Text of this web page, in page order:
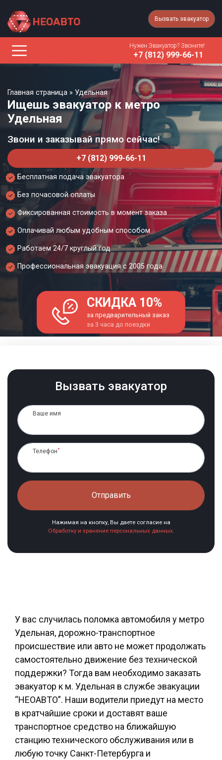
Вызвать эвакуатор
Нужен Эвакуатор? Звоните!
+7 (812) 999-66-11
Главная страница » Удельная
Ищешь эвакуатор к метро
Удельная
Звони и заказывай прямо сейчас!
+7 (812) 999-66-11
Бесплатная подача эвакуатора
Без почасовой оплаты
Фиксированная стоимость в момент заказа
Оплачивай любым удобным способом
Работаем 24/7 круглый год
Профессиональная эвакуация с 2005 года
СКИДКА 10%
за предварительный заказ
за 3 часа до поездки
Вызвать эвакуатор
Ваше имя
Телефон*
Отправить
Нажимая на кнопку, Вы даете согласие на
Обработку и хранение персональных данных.
У вас случилась поломка автомобиля у метро
Удельная, дорожно-транспортное
происшествие или авто не может продолжать
самостоятельно движение без технической
поддержки? Тогда вам необходимо заказать
эвакуатор к м. Удельная в службе эвакуации
“НЕОАВТО”. Наши водители приедут на место
в кратчайшие сроки и доставят ваше
транспортное средство на ближайшую
станцию технического обслуживания или в
любую точку Санкт-Петербурга и